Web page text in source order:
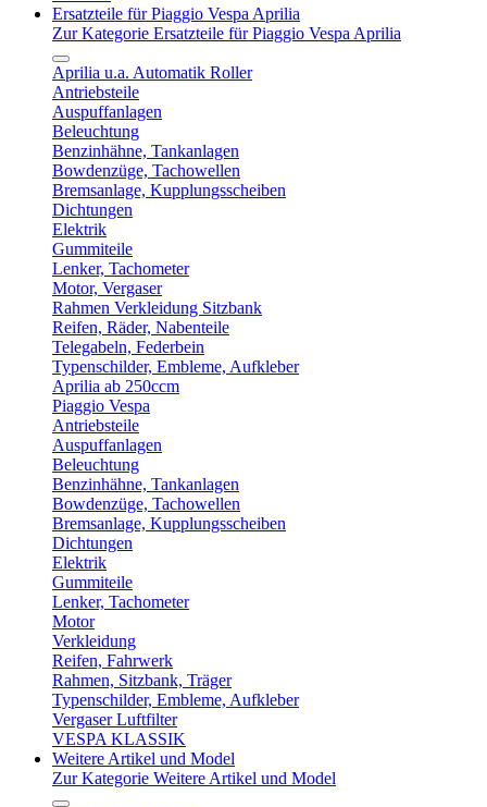
Ersatzteile für Piaggio Vespa Aprilia
Zur Kategorie Ersatzteile für Piaggio Vespa Aprilia
Aprilia u.a. Automatik Roller
Antriebsteile
Auspuffanlagen
Beleuchtung
Benzinhähne, Tankanlagen
Bowdenzüge, Tachowellen
Bremsanlage, Kupplungsscheiben
Dichtungen
Elektrik
Gummiteile
Lenker, Tachometer
Motor, Vergaser
Rahmen Verkleidung Sitzbank
Reifen, Räder, Nabenteile
Telegabeln, Federbein
Typenschilder, Embleme, Aufkleber
Aprilia ab 250ccm
Piaggio Vespa
Antriebsteile
Auspuffanlagen
Beleuchtung
Benzinhähne, Tankanlagen
Bowdenzüge, Tachowellen
Bremsanlage, Kupplungsscheiben
Dichtungen
Elektrik
Gummiteile
Lenker, Tachometer
Motor
Verkleidung
Reifen, Fahrwerk
Rahmen, Sitzbank, Träger
Typenschilder, Embleme, Aufkleber
Vergaser Luftfilter
VESPA KLASSIK
Weitere Artikel und Model
Zur Kategorie Weitere Artikel und Model